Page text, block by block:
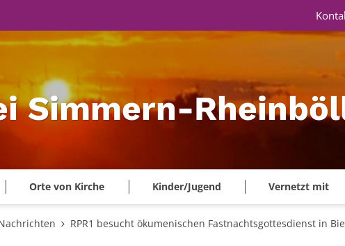
Simmern-
Orte von Kirche Kinder/Jugend Vernetzt mit
RPR1 besucht ökumenischen Fastnachtsgottesdienst in